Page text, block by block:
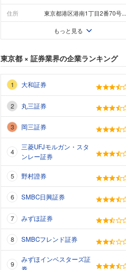
住所 東京都港区港南1丁目2番70号...
もっと見る
東京都 × 証券業界の企業ランキング
大和証券
丸三証券
岡三証券
三菱UFJモルガン・スタ
ンレー証券
野村證券
SMBC日興証券
みずほ証券
SMBCフレンド証券
みずほインベスターズ証